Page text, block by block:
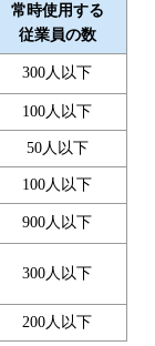
常時使用する
従業員の数
300人以下
100人以下
50人以下
100人以下
900人以下
300人以下
200人以下